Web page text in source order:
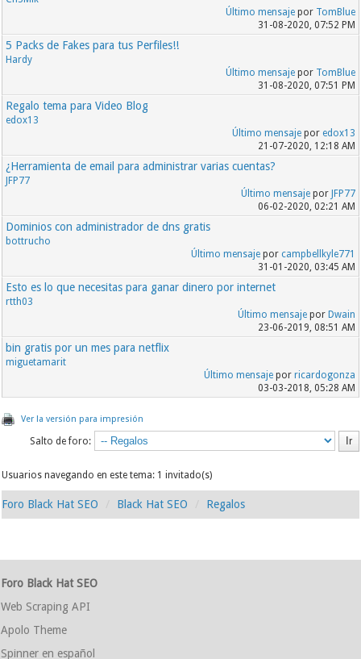
Último mensajepor TomBlue
31-08-2020, 07:52 PM
5 Packs de Fakes para tus Perfiles!!
Hardy
Último mensajepor TomBlue
31-08-2020, 07:51 PM
Regalo tema para Video Blog
edox13
Último mensajepor edox13
21-07-2020, 12:18 AM
¿Herramienta de email para administrar varias cuentas?
JFP77
Último mensajepor JFP77
06-02-2020, 02:21 AM
Dominios con administrador de dns gratis
bottrucho
Último mensajepor campbellkyle771
31-01-2020, 03:45 AM
Esto es lo que necesitas para ganar dinero por internet
rtth03
Último mensajepor Dwain
23-06-2019, 08:51 AM
bin gratis por un mes para netflix
miguetamarit
Último mensajepor ricardogonza
03-03-2018, 05:28 AM
Ver la versión para impresión
Salto de foro:
Usuarios navegando en este tema: 1 invitado(s)
Foro Black Hat SEO Black Hat SEO Regalos
Foro Black Hat SEO
Web Scraping API
Apolo Theme
Spinner en español